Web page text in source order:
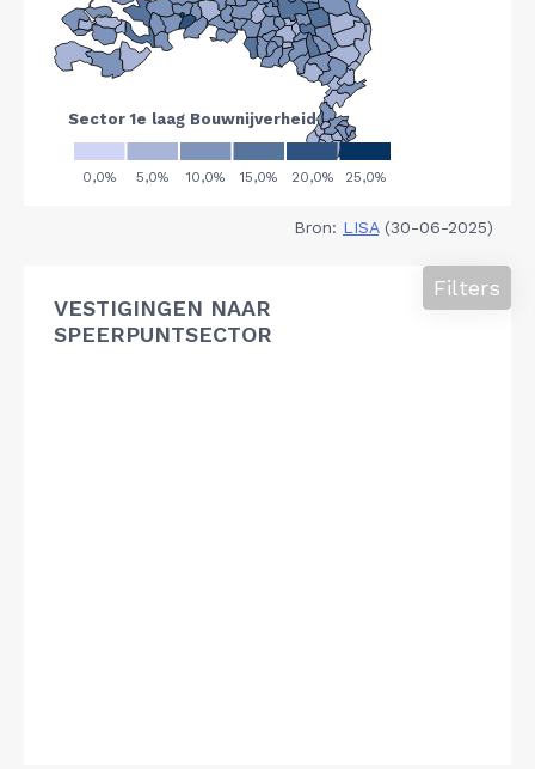
Bron: LISA(30-06-2025)
VESTIGINGEN NAAR
SPEERPUNTSECTOR
Filters